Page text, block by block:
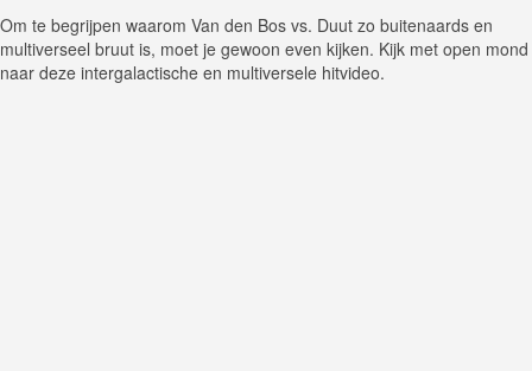
Om te begrijpen waarom Van den Bos vs. Duut zo buitenaards en
multiverseel bruut is, moet je gewoon even kijken. Kijk met open mond
naar deze intergalactische en multiversele hitvideo.